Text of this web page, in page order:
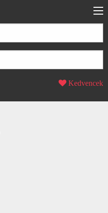
Kedvencek